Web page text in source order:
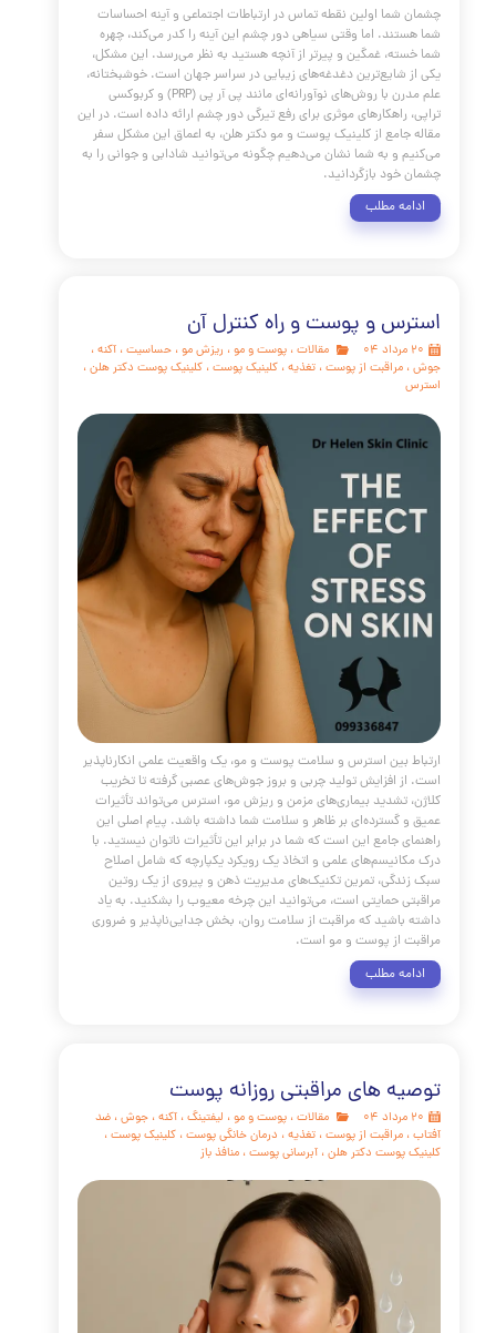
اولین نقطه تماس در ارتباطات اجتماعی و آینه احساسات
اما وقتی سیاهی دور چشم این آینه را کدر می‌کند، چهره
راهکارهای موثری برای رفع تیرگی دور چشم ارائه داده است. در این
از کلینیک پوست و مو دکتر هلن، به اعماق این مشکل سفر
و به شما نشان می‌دهیم چگونه می‌توانید شادابی و جوانی را به
بازگردانید.
و پوست و راه کنترل آن
مقالات، پوست و مو، ریزش مو،حساسیت
،
مراقبت از پوست، تغذیه ،کلینیک پوست ، کلینیک پوست دکتر هلن،
بین استرس و سلامت پوست و مو، یک واقعیت علمی انکارناپذیر
افزایش تولید چربی و بروز جوش‌های عصبی گرفته تا تخریب
تشدید بیماری‌های مزمن و ریزش مو، استرس می‌تواند تأثیرات
جامع این است که شما در برابر این تأثیرات ناتوان نیستید. با
علمی و اتخاذ یک رویکرد یکپارچه که شامل اصلاح
تمرین تکنیک‌های مدیریت ذهن و پیروی از یک روتین
حمایتی است، می‌توانید این چرخه معیوب را بشکنید. به یاد
که مراقبت از سلامت روان، بخش جدایی‌ناپذیر و ضروری
از پوست و مو است.